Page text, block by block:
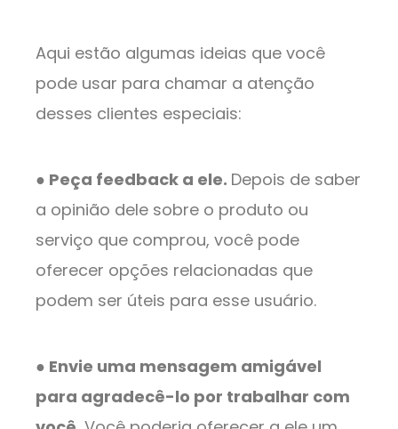
Aqui estão algumas ideias que você
pode usar para chamar a atenção
desses clientes especiais:
● Peça feedback a ele. Depois de saber
a opinião dele sobre o produto ou
serviço que comprou, você pode
oferecer opções relacionadas que
podem ser úteis para esse usuário.
● Envie uma mensagem amigável
para agradecê-lo por trabalhar com